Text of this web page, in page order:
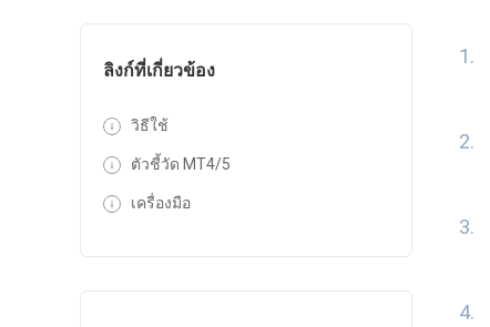
ลิงก์ที่เกี่ยวข้อง
วิธีใช้
ตัวชี้วัด MT4/5
เครื่องมือ